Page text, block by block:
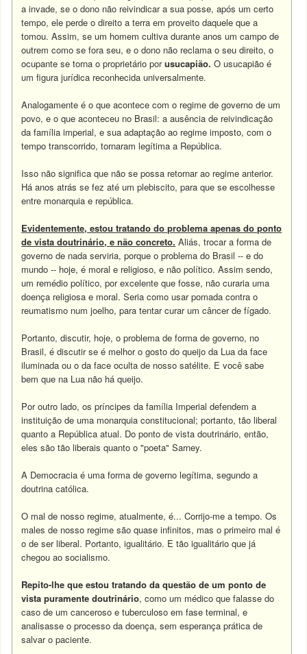
a invade, se o dono não reivindicar a sua posse, após um certo
tempo, ele perde o direito a terra em proveito daquele que a
tomou. Assim, se um homem cultiva durante anos um campo de
outrem como se fora seu, e o dono não reclama o seu direito, o
ocupante se torna o proprietário porusucapião. O usucapião é
um figura jurídica reconhecida universalmente.
Analogamente é o que acontece com o regime de governo de um
povo, e o que aconteceu no Brasil: a ausência de reivindicação
da família imperial, e sua adaptação ao regime imposto, com o
tempo transcorrido, tornaram legítima a República.
Isso não significa que não se possa retornar ao regime anterior.
Há anos atrás se fez até um plebiscito, para que se escolhesse
entre monarquia e república.
Evidentemente, estou tratando do problema apenas do ponto
de vista doutrinário, e não concreto. Aliás, trocar a forma de
governo de nada serviria, porque o problema do Brasil -- e do
mundo -- hoje, é moral e religioso, e não político. Assim sendo,
um remédio político, por excelente que fosse, não curaria uma
doença religiosa e moral. Seria como usar pomada contra o
reumatismo num joelho, para tentar curar um câncer de fígado.
Portanto, discutir, hoje, o problema de forma de governo, no
Brasil, é discutir se é melhor o gosto do queijo da Lua da face
iluminada ou o da face oculta de nosso satélite. E você sabe
bem que na Lua não há queijo.
Por outro lado, os príncipes da família Imperial defendem a
instituição de uma monarquia constitucional; portanto, tão liberal
quanto a República atual. Do ponto de vista doutrinário, então,
eles são tão liberais quanto o "poeta" Sarney.
A Democracia é uma forma de governo legítima, segundo a
doutrina católica.
O mal de nosso regime, atualmente, é... Corrijo-me a tempo. Os
males de nosso regime são quase infinitos, mas o primeiro mal é
o de ser liberal. Portanto, igualitário. E tão igualitário que já
chegou ao socialismo.
Repito-lhe que estou tratando da questão de um ponto de
vista puramente doutrinário, como um médico que falasse do
caso de um canceroso e tuberculoso em fase terminal, e
analisasse o processo da doença, sem esperança prática de
salvar o paciente.